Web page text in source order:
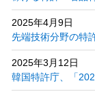
2025年4月9日
先端技術分野の特
2025年3月12日
韓国特許庁、「